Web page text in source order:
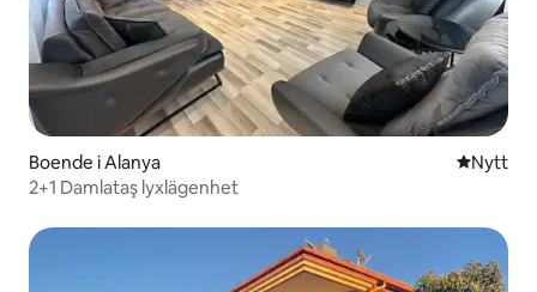
Boende i Alanya NyttNytt
2+1 Damlataş lyxlägenhet